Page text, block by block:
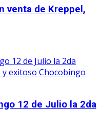
venta de Kreppel,
12 de Julio la 2da